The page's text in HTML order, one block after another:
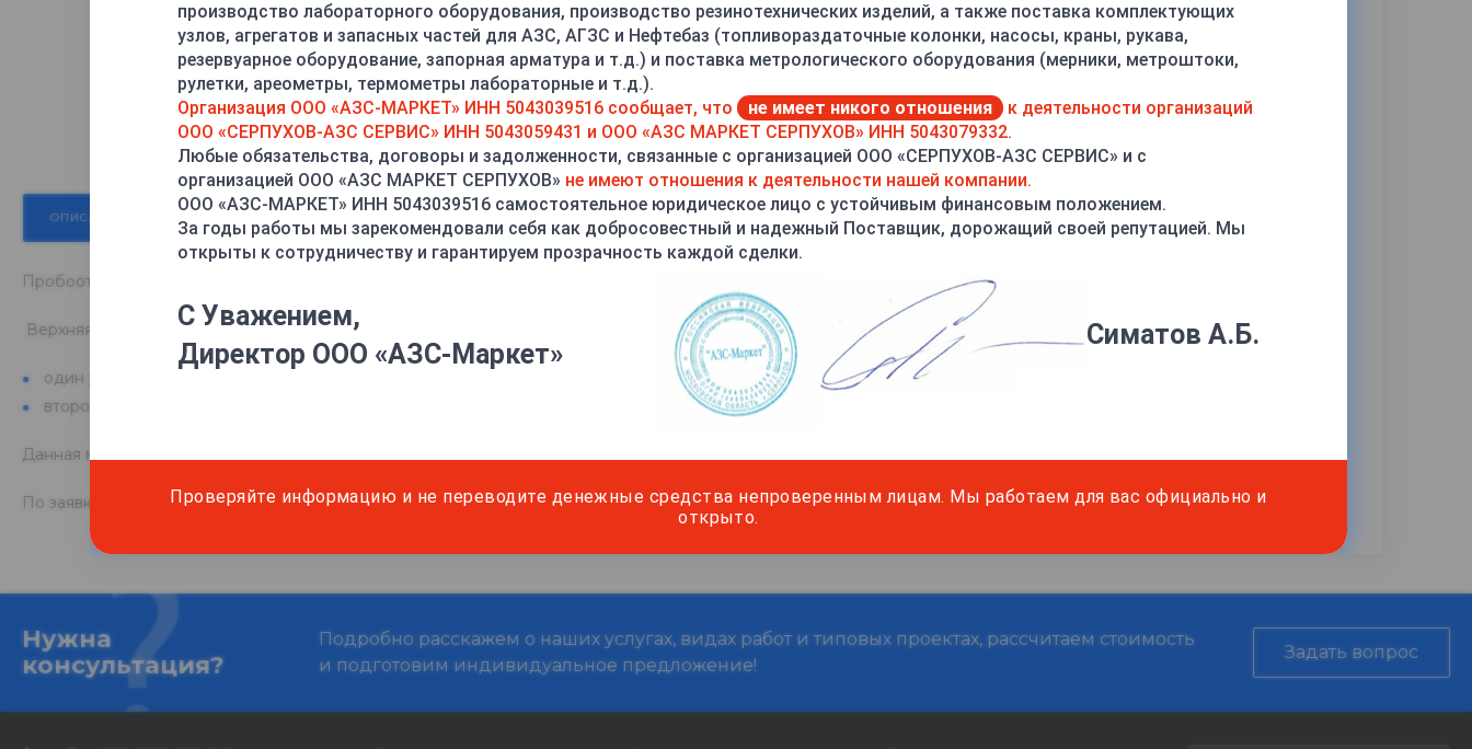
ОПИСАНИЕ ХАРАКТЕРИСТИКИ ОПЛАТА ДОСТАВКА
Пробоотборники для нефтепродуктов ПО-45-500, выполнен в виде цилиндра, имеющего диаметр 45 мм и высоту 330 мм.
Верхняя часть закрыта крышкой представляющей собой подвижную крышку управляемую двумя тросиками:
один удерживает клапан в перекрытом положении, при опускании или подъеме пробоотборника
второй открывает крышку в заданном месте для отбора порции жидкости.
Данная модель используется для взятия пробы в количестве 0,33 литра с любого уровня резервуара.
По заявке пробоотборник комплектуется искробезопасным тросом нужной длины кратно одному метру
Нужна
консультация?
Подробно расскажем о наших услугах, видах работ и типовых проектах, рассчитаем стоимость
и подготовим индивидуальное предложение!
Задать вопрос
производство лабораторного оборудования, производство резинотехнических изделий, а также поставка комплектующих
узлов, агрегатов и запасных частей для АЗС, АГЗС и Нефтебаз (топливораздаточные колонки, насосы, краны, рукава,
резервуарное оборудование, запорная арматура и т.д.) и поставка метрологического оборудования (мерники, метроштоки,
рулетки, ареометры, термометры лабораторные и т.д.).
Организация ООО «АЗС-МАРКЕТ» ИНН 5043039516 сообщает, что
не имеет никого отношения
к деятельности организаций
ООО «СЕРПУХОВ-АЗС СЕРВИС» ИНН 5043059431 и ООО «АЗС МАРКЕТ СЕРПУХОВ» ИНН 5043079332.
Любые обязательства, договоры и задолженности, связанные с организацией ООО «СЕРПУХОВ-АЗС СЕРВИС» и с
организацией ООО «АЗС МАРКЕТ СЕРПУХОВ» не имеют отношения к деятельности нашей компании.
ООО «АЗС-МАРКЕТ» ИНН 5043039516 самостоятельное юридическое лицо с устойчивым финансовым положением.
За годы работы мы зарекомендовали себя как добросовестный и надежный Поставщик, дорожащий своей репутацией. Мы
открыты к сотрудничеству и гарантируем прозрачность каждой сделки.
С Уважением,
Директор ООО «АЗС-Маркет»
Симатов А.Б.
Проверяйте информацию и не переводите денежные средства непроверенным лицам. Мы работаем для вас официально и
открыто.